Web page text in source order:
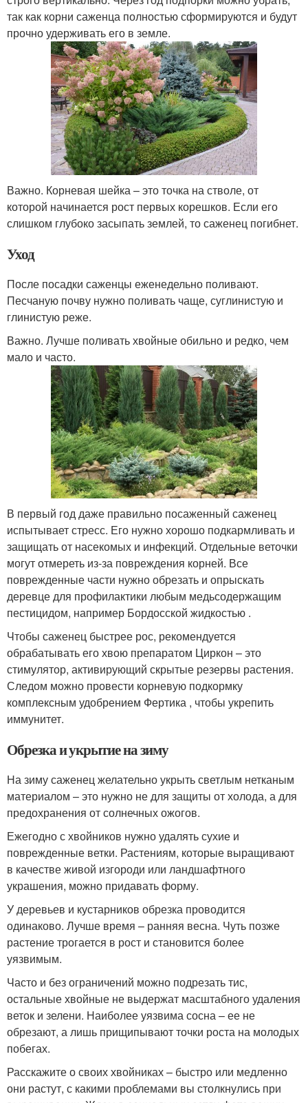
так как корни саженца полностью сформируются и будут
прочно удерживать его в земле.
Важно. Корневая шейка – это точка на стволе, от
которой начинается рост первых корешков. Если его
слишком глубоко засыпать землей, то саженец погибнет.
Уход
После посадки саженцы еженедельно поливают.
Песчаную почву нужно поливать чаще, суглинистую и
глинистую реже.
Важно. Лучше поливать хвойные обильно и редко, чем
мало и часто.
В первый год даже правильно посаженный саженец
испытывает стресс. Его нужно хорошо подкармливать и
защищать от насекомых и инфекций. Отдельные веточки
могут отмереть из-за повреждения корней. Все
поврежденные части нужно обрезать и опрыскать
деревце для профилактики любым медьсодержащим
пестицидом, например Бордосской жидкостью .
Чтобы саженец быстрее рос, рекомендуется
обрабатывать его хвою препаратом Циркон – это
стимулятор, активирующий скрытые резервы растения.
Следом можно провести корневую подкормку
комплексным удобрением Фертика , чтобы укрепить
иммунитет.
Обрезка и укрытие на зиму
На зиму саженец желательно укрыть светлым нетканым
материалом – это нужно не для защиты от холода, а для
предохранения от солнечных ожогов.
Ежегодно с хвойников нужно удалять сухие и
поврежденные ветки. Растениям, которые выращивают
в качестве живой изгороди или ландшафтного
украшения, можно придавать форму.
У деревьев и кустарников обрезка проводится
одинаково. Лучше время – ранняя весна. Чуть позже
растение трогается в рост и становится более
уязвимым.
Часто и без ограничений можно подрезать тис,
остальные хвойные не выдержат масштабного удаления
веток и зелени. Наиболее уязвима сосна – ее не
обрезают, а лишь прищипывают точки роста на молодых
побегах.
Расскажите о своих хвойниках – быстро или медленно
они растут, с какими проблемами вы столкнулись при